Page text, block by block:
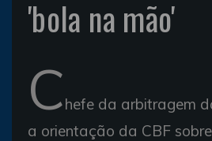
'bola na mão'
Chefe da arbitragem
a orientação da CBF